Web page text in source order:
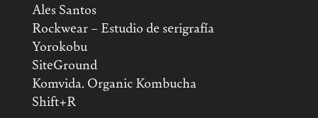
Ales Santos
Rockwear – Estudio de serigrafía
Yorokobu
SiteGround
Komvida. Organic Kombucha
Shift+R